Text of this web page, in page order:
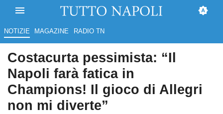
NOTIZIE MAGAZINE RADIO TN
Costacurta pessimista: “Il
Napoli farà fatica in
Champions! Il gioco di Allegri
non mi diverte”